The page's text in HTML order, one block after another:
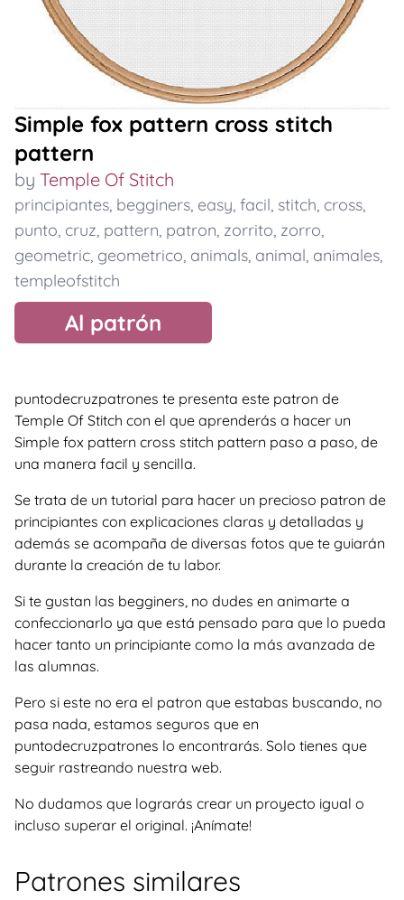
Simple fox pattern cross stitch
pattern
by Temple Of Stitch
principiantes, begginers, easy, facil, stitch, cross,
punto, cruz, pattern, patron, zorrito, zorro,
geometric, geometrico, animals, animal, animales,
templeofstitch
Al patrón
puntodecruzpatrones te presenta este patron de
Temple Of Stitch con el que aprenderás a hacer un
Simple fox pattern cross stitch pattern paso a paso, de
una manera facil y sencilla.
Se trata de un tutorial para hacer un precioso patron de
principiantes con explicaciones claras y detalladas y
además se acompaña de diversas fotos que te guiarán
durante la creación de tu labor.
Si te gustan las begginers, no dudes en animarte a
confeccionarlo ya que está pensado para que lo pueda
hacer tanto un principiante como la más avanzada de
las alumnas.
Pero si este no era el patron que estabas buscando, no
pasa nada, estamos seguros que en
puntodecruzpatrones lo encontrarás. Solo tienes que
seguir rastreando nuestra web.
No dudamos que lograrás crear un proyecto igual o
incluso superar el original. ¡Anímate!
Patrones similares